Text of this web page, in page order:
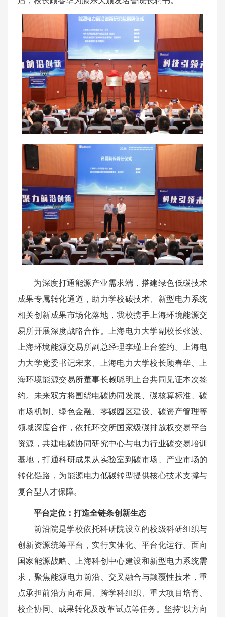
为深度打通能源产业需求端，搭建绿色低碳技术
成果专属转化通道，助力学校碳技术、新型电力系统
相关创新成果市场化落地，我校携手上海环境能源交
易所开展深度战略合作。上海电力大学副校长张波、
上海环境能源交易所副总经理李瑾上台签约。上海电
力大学党委书记宋来、上海电力大学校长顾春华、上
海环境能源交易所董事长赖晓明上台共同见证本次签
约。未来双方将围绕电碳协同发展、碳核算标准、碳
市场机制、绿色金融、零碳园区建设、碳资产管理等
领域深度合作，依托环交所国家级碳排放权交易平台
资源，共建电碳协同研究中心与电力行业碳交易培训
基地，打通科研成果从实验室到碳市场、产业市场的
转化链路，为能源电力低碳转型提供核心技术支撑与
复合型人才保障。
平台定位：打造全链条创新生态
前沿院是学校依托科研院设立的校级科研组织与
创新资源统筹平台，实行实体化、平台化运行。面向
国家能源战略、上海科创中心建设和新型电力系统需
求，聚焦能源电力前沿、交叉融合与颠覆性技术，重
点承担前沿方向布局、跨学科组织、重大项目培育、
校企协同、成果转化及改革试点等任务。坚持“以方向